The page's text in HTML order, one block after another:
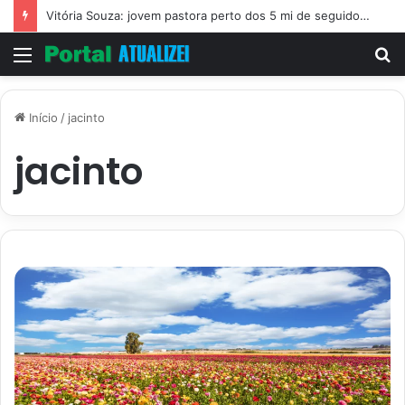
Vitória Souza: jovem pastora perto dos 5 mi de seguidores na web
Menu
Início / jacinto
jacinto